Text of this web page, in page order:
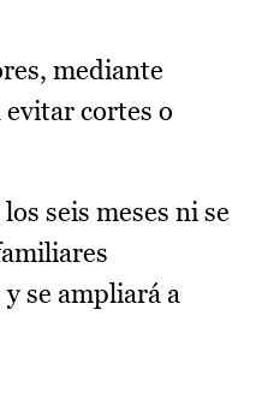
mediante
evitar cortes o
seis meses ni se
se ampliará a